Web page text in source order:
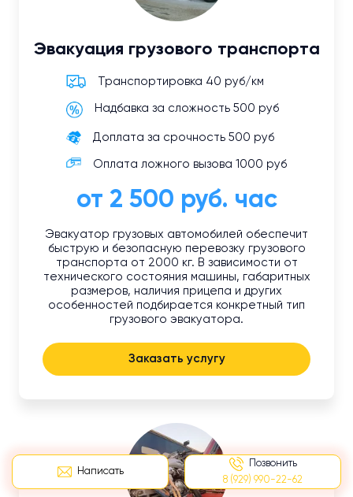
Написать
Позвонить
8 (929) 990-22-62
Эвакуация грузового транспорта
Транспортировка 40 руб/км
Надбавка за сложность 500 руб
Доплата за срочность 500 руб
Оплата ложного вызова 1000 руб
от 2 500 руб. час
Эвакуатор грузовых автомобилей обеспечит
быструю и безопасную перевозку грузового
транспорта от 2000 кг. В зависимости от
технического состояния машины, габаритных
размеров, наличия прицепа и других
особенностей подбирается конкретный тип
грузового эвакуатора.
Заказать услугу